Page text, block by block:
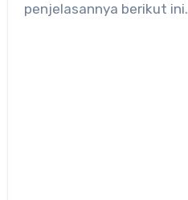
penjelasannya berikut ini.